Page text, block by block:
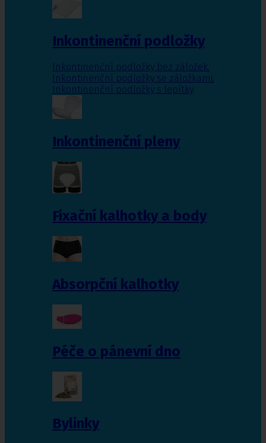
Inkontinenční podložky
Inkontinenční podložky bez záložek,
Inkontinenční podložky se záložkami,
Inkontinenční podložky s lepítky
Inkontinenční pleny
Fixační kalhotky a body
Absorpční kalhotky
Péče o pánevní dno
Bylinky